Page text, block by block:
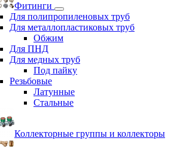
Фитинги
Для полипропиленовых труб
Для металлопластиковых труб
Обжим
Для ПНД
Для медных труб
Под пайку
Резьбовые
Латунные
Cтальные
Коллекторные группы и коллекторы